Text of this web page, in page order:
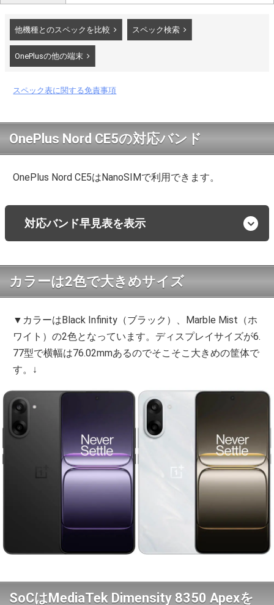
他機種とのスペックを比較 スペック検索
OnePlusの他の端末
スペック表に関する免責事項
OnePlus Nord CE5の対応バンド
OnePlus Nord CE5はNanoSIMで利用できます。
対応バンド早見表を表示
カラーは2色で大きめサイズ
▼カラーはBlack Infinity（ブラック）、Marble Mist（ホ
ワイト）の2色となっています。ディスプレイサイズが6.
77型で横幅は76.02mmあるのでそこそこ大きめの筐体で
す。↓
SoCはMediaTek Dimensity 8350 Apexを